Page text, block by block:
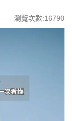
瀏覽次數:16790